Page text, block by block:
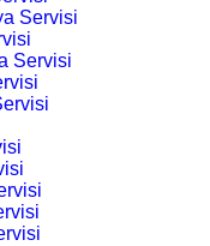
Servisi
Servisi